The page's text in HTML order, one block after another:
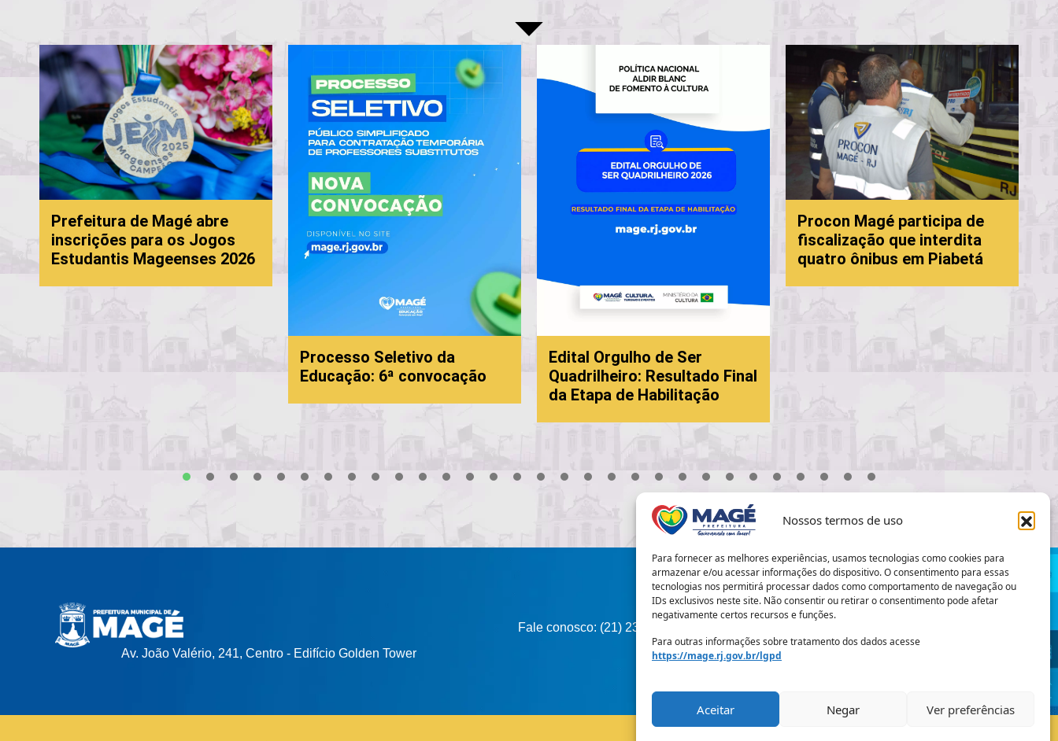
Nossos termos de uso
Para fornecer as melhores experiências, usamos tecnologias como cookies para
armazenar e/ou acessar informações do dispositivo. O consentimento para essas
tecnologias nos permitirá processar dados como comportamento de navegação ou
IDs exclusivos neste site. Não consentir ou retirar o consentimento pode afetar
negativamente certos recursos e funções.
Para outras informações sobre tratamento dos dados acesse
https://mage.rj.gov.br/lgpd
Aceitar Negar Ver preferências
Prefeitura de Magé abre
inscrições para os Jogos
Estudantis Mageenses 2026
Processo Seletivo da
Educação: 6ª convocação
Edital Orgulho de Ser
Quadrilheiro: Resultado Final
da Etapa de Habilitação
Procon Magé participa de
fiscalização que interdita
quatro ônibus em Piabetá
Av. João Valério, 241, Centro - Edifício Golden Tower
Fale conosco: (21) 2317-0253